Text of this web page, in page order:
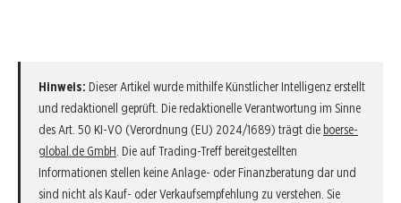
Hinweis: Dieser Artikel wurde mithilfe Künstlicher Intelligenz erstellt
und redaktionell geprüft. Die redaktionelle Verantwortung im Sinne
des Art. 50 KI-VO (Verordnung (EU) 2024/1689) trägt die boerse-
global.de GmbH. Die auf Trading-Treff bereitgestellten
Informationen stellen keine Anlage- oder Finanzberatung dar und
sind nicht als Kauf- oder Verkaufsempfehlung zu verstehen. Sie